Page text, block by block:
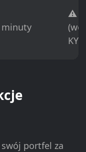
minuty
⚠️
KYC)
swój portfel za